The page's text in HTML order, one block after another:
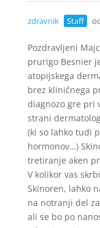
zdravnik Staff
Pozdravljeni
prurigo Besnier
atopijskega
brez kliničnega
diagnozo gre pri
strani
(ki so lahko tudi
hormonov…)
tretiranje aken
V kolikor vas
Skinoren, lahko
na notranji del
ali se bo po